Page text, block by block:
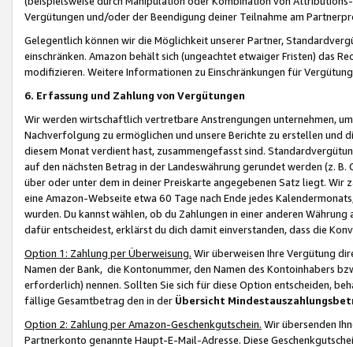
Vergütungen und/oder der Beendigung deiner Teilnahme am
Gelegentlich können wir die Möglichkeit unserer Partner,
einschränken. Amazon behält sich (ungeachtet etwaiger Fristen) das
modifizieren. Weitere Informationen zu Einschränkungen für
6. Erfassung und Zahlung von Vergütungen
Wir werden wirtschaftlich vertretbare Anstrengungen unternehmen,
Nachverfolgung zu ermöglichen und unsere Berichte zu erstellen und
diesem Monat verdient hast, zusammengefasst sind.
auf den nächsten Betrag in der Landeswährung gerundet werden (z.
über oder unter dem in deiner Preiskarte angegebenen Satz liegt.
eine Amazon-Webseite etwa 60 Tage nach Ende jedes
wurden. Du kannst wählen, ob du Zahlungen in einer anderen
dafür entscheidest, erklärst du dich damit einverstanden, dass die
Option 1: Zahlung per Überweisung. Wir überweisen Ihre Vergütung
Namen der Bank, die Kontonummer, den Namen des Kontoinhabers
erforderlich) nennen. Sollten Sie sich für diese Option entscheiden,
fällige Gesamtbetrag den in der Übersicht
Option 2: Zahlung per Amazon-Geschenkgutschein. Wir übersenden
Partnerkonto genannte Haupt-E-Mail-Adresse. Diese